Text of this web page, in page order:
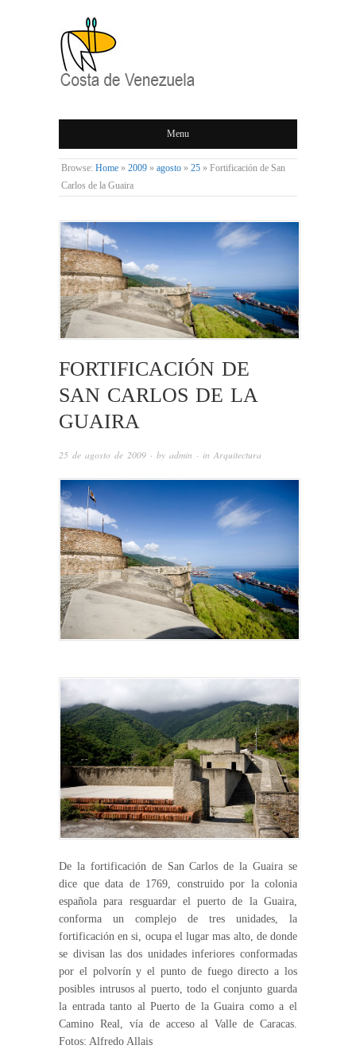
COSTA DE
VENEZUELA
Menu
Browse: Home » 2009 » agosto » 25 » Fortificación de San
Carlos de la Guaira
FORTIFICACIÓN DE
SAN CARLOS DE LA
GUAIRA
25 de agosto de 2009 · by admin · in Arquitectura
De la fortificación de San Carlos de la Guaira se
dice que data de 1769, construido por la colonia
española para resguardar el puerto de la Guaira,
conforma un complejo de tres unidades, la
fortificación en si, ocupa el lugar mas alto, de donde
se divisan las dos unidades inferiores conformadas
por el polvorín y el punto de fuego directo a los
posibles intrusos al puerto, todo el conjunto guarda
la entrada tanto al Puerto de la Guaira como a el
Camino Real, vía de acceso al Valle de Caracas.
Fotos: Alfredo Allais